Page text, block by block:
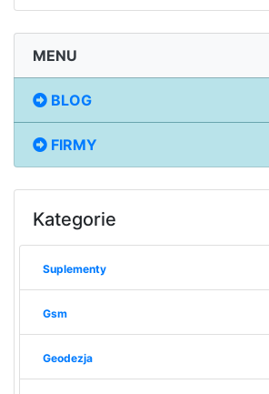
MENU
BLOG
FIRMY
Kategorie
Suplementy
Gsm
Geodezja